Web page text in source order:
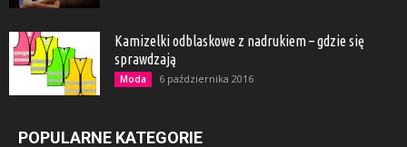
Kamizelki odblaskowe z nadrukiem – gdzie się
sprawdzają
Moda 6 października 2016
POPULARNE KATEGORIE